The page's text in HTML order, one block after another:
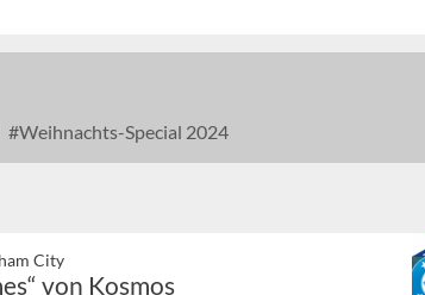
Weihnachts-Special 2024
City
von Kosmos